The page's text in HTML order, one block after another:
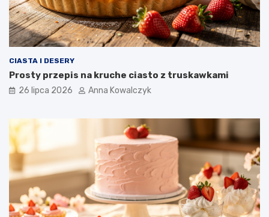
CIASTA I DESERY
Prosty przepis na kruche ciasto z truskawkami
26 lipca 2026 Anna Kowalczyk